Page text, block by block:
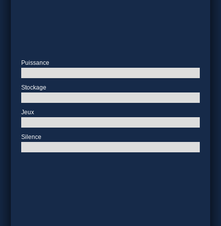
Puissance
Stockage
Jeux
Silence